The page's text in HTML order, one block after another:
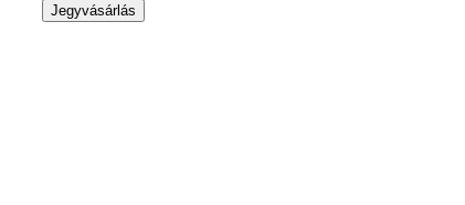
Jegyvásárlás